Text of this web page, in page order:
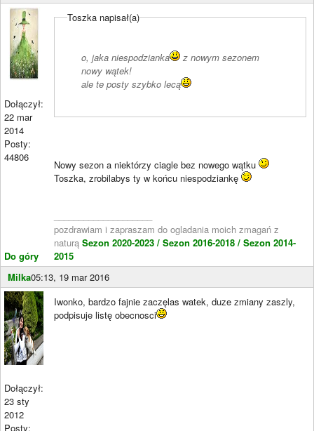
Dołączył:
22 mar
2014
Posty:
44806
Do góry
Toszka napisał(a)
o, jaka niespodzianka
z nowym sezonem
nowy wątek!
ale te posty szybko lecą
Nowy sezon a niektórzy ciagle bez nowego wątku
Toszka, zrobilabys ty w końcu niespodziankę
pozdrawiam i zapraszam do ogladania moich zmagań z
naturą Sezon 2020-2023 / Sezon 2016-2018 / Sezon 2014-
2015
Milka05:13, 19 mar 2016
Dołączył:
23 sty
2012
Posty:
Iwonko, bardzo fajnie zaczęlas watek, duze zmiany zaszly,
podpisuje listę obecnosci